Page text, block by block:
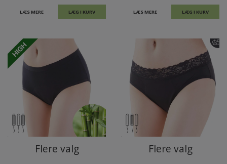
LÆS MERE LÆG I KURV LÆS MERE LÆG I KURV
Flere valg Flere valg